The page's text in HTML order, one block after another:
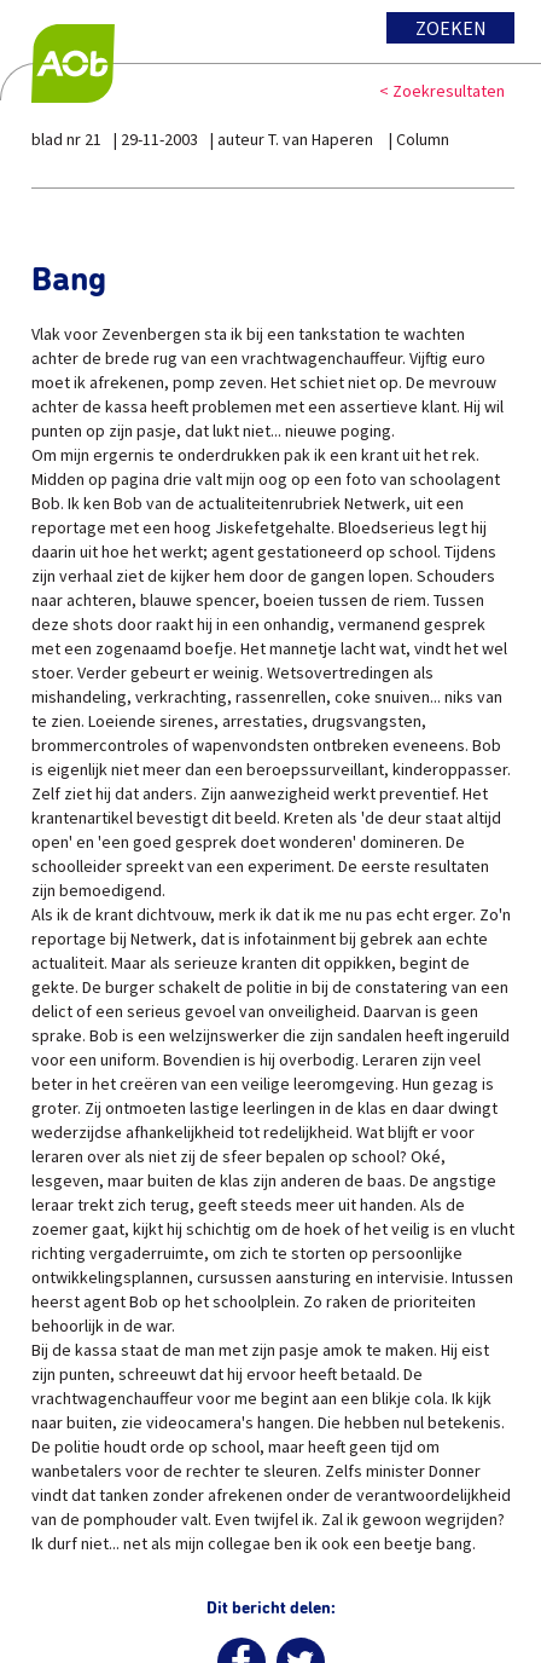
ZOEKEN
< Zoekresultaten
blad nr 21 29-11-2003 auteur T. van Haperen Column
Bang
Vlak voor Zevenbergen sta ik bij een tankstation te wachten
achter de brede rug van een vrachtwagenchauffeur. Vijftig euro
moet ik afrekenen, pomp zeven. Het schiet niet op. De mevrouw
achter de kassa heeft problemen met een assertieve klant. Hij wil
punten op zijn pasje, dat lukt niet... nieuwe poging.
Om mijn ergernis te onderdrukken pak ik een krant uit het rek.
Midden op pagina drie valt mijn oog op een foto van schoolagent
Bob. Ik ken Bob van de actualiteitenrubriek Netwerk, uit een
reportage met een hoog Jiskefetgehalte. Bloedserieus legt hij
daarin uit hoe het werkt; agent gestationeerd op school. Tijdens
zijn verhaal ziet de kijker hem door de gangen lopen. Schouders
naar achteren, blauwe spencer, boeien tussen de riem. Tussen
deze shots door raakt hij in een onhandig, vermanend gesprek
met een zogenaamd boefje. Het mannetje lacht wat, vindt het wel
stoer. Verder gebeurt er weinig. Wetsovertredingen als
mishandeling, verkrachting, rassenrellen, coke snuiven... niks van
te zien. Loeiende sirenes, arrestaties, drugsvangsten,
brommercontroles of wapenvondsten ontbreken eveneens. Bob
is eigenlijk niet meer dan een beroepssurveillant, kinderoppasser.
Zelf ziet hij dat anders. Zijn aanwezigheid werkt preventief. Het
krantenartikel bevestigt dit beeld. Kreten als 'de deur staat altijd
open' en 'een goed gesprek doet wonderen' domineren. De
schoolleider spreekt van een experiment. De eerste resultaten
zijn bemoedigend.
Als ik de krant dichtvouw, merk ik dat ik me nu pas echt erger. Zo'n
reportage bij Netwerk, dat is infotainment bij gebrek aan echte
actualiteit. Maar als serieuze kranten dit oppikken, begint de
gekte. De burger schakelt de politie in bij de constatering van een
delict of een serieus gevoel van onveiligheid. Daarvan is geen
sprake. Bob is een welzijnswerker die zijn sandalen heeft ingeruild
voor een uniform. Bovendien is hij overbodig. Leraren zijn veel
beter in het creëren van een veilige leeromgeving. Hun gezag is
groter. Zij ontmoeten lastige leerlingen in de klas en daar dwingt
wederzijdse afhankelijkheid tot redelijkheid. Wat blijft er voor
leraren over als niet zij de sfeer bepalen op school? Oké,
lesgeven, maar buiten de klas zijn anderen de baas. De angstige
leraar trekt zich terug, geeft steeds meer uit handen. Als de
zoemer gaat, kijkt hij schichtig om de hoek of het veilig is en vlucht
richting vergaderruimte, om zich te storten op persoonlijke
ontwikkelingsplannen, cursussen aansturing en intervisie. Intussen
heerst agent Bob op het schoolplein. Zo raken de prioriteiten
behoorlijk in de war.
Bij de kassa staat de man met zijn pasje amok te maken. Hij eist
zijn punten, schreeuwt dat hij ervoor heeft betaald. De
vrachtwagenchauffeur voor me begint aan een blikje cola. Ik kijk
naar buiten, zie videocamera's hangen. Die hebben nul betekenis.
De politie houdt orde op school, maar heeft geen tijd om
wanbetalers voor de rechter te sleuren. Zelfs minister Donner
vindt dat tanken zonder afrekenen onder de verantwoordelijkheid
van de pomphouder valt. Even twijfel ik. Zal ik gewoon wegrijden?
Ik durf niet... net als mijn collegae ben ik ook een beetje bang.
Dit bericht delen: